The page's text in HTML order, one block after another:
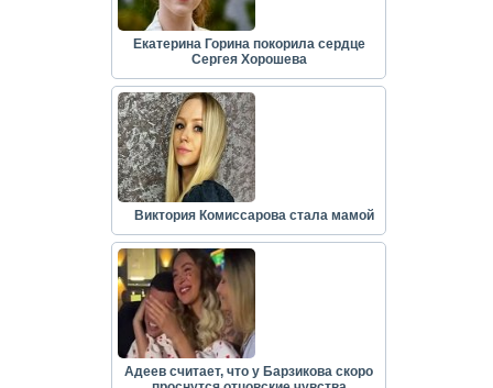
Екатерина Горина покорила сердце
Сергея Хорошева
Виктория Комиссарова стала мамой
Адеев считает, что у Барзикова скоро